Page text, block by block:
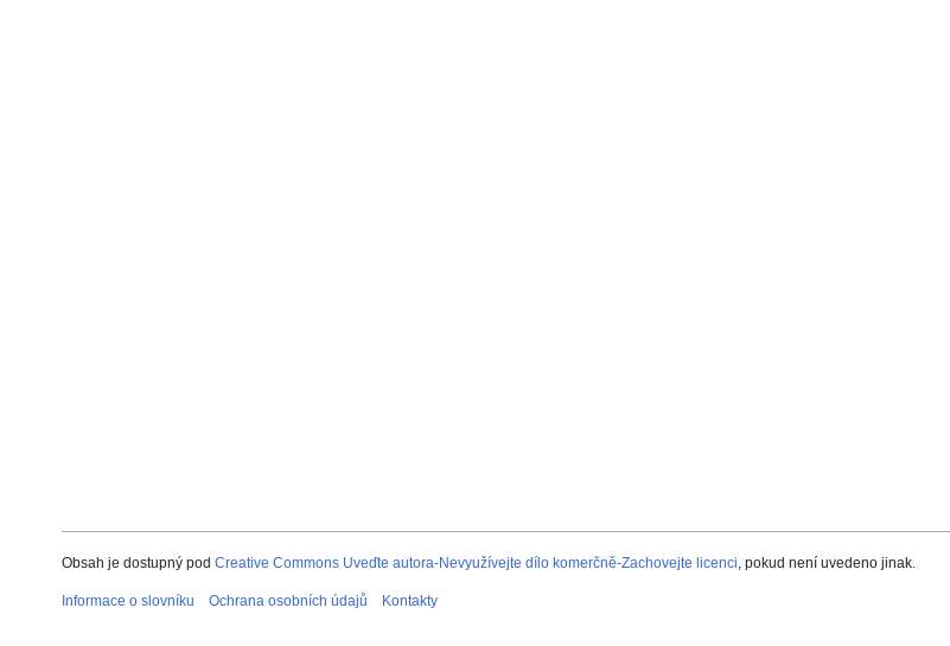
Obsah je dostupný pod Creative Commons Uveďte autora-Nevyužívejte dílo komerčně-Zachovejte licenci, pokud není uvedeno jinak.
Informace o slovníku Ochrana osobních údajů Kontakty